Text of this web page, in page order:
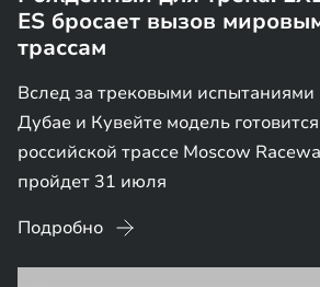
ES бросает вызов
трассам
Вслед за трековыми испытаниями
Дубае и Кувейте модель готовится
российской трассе Moscow
пройдет 31 июля
Подробно